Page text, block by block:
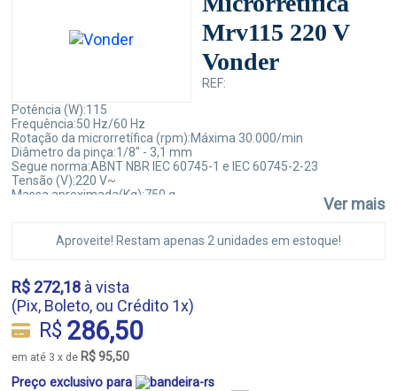
Mrv115 220 V
Vonder
REF:
Potência (W):115
Frequência:50 Hz/60 Hz
Rotação da microrretífica (rpm):Máxima 30.000/min
Diâmetro da pinça:1/8" - 3,1 mm
Segue norma:ABNT NBR IEC 60745-1 e IEC 60745-2-23
Tensão (V):220 V~
Massa aproximada(Kg):750 g
Ver mais
Aproveite! Restam apenas 2 unidades em estoque!
R$ 272,18 à vista
(Pix, Boleto, ou Crédito 1x)
R$ 286,50
em até 3 x de R$ 95,50
Preço exclusivo para